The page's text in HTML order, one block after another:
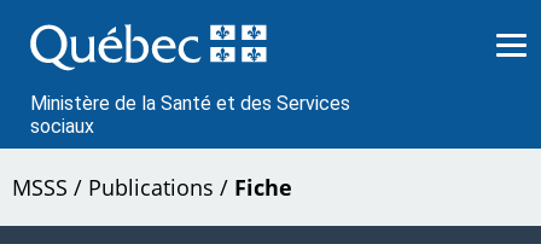
au
contenu
Ministère de la Santé et des Services
sociaux
MSSS / Publications / Fiche